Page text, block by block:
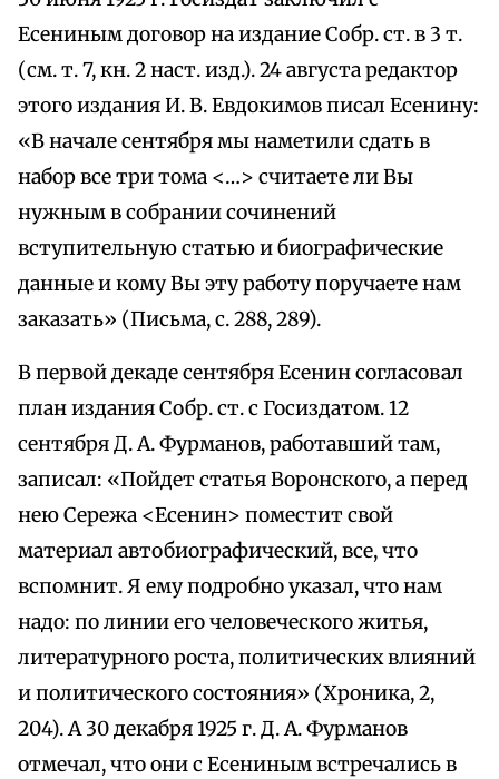
Есениным договор на издание Собр. ст. в 3 т.
(см. т. 7, кн. 2 наст. изд.). 24 августа редактор
этого издания И. В. Евдокимов писал Есенину:
«В начале сентября мы наметили сдать в
набор все три тома <…> считаете ли Вы
нужным в собрании сочинений
вступительную статью и биографические
данные и кому Вы эту работу поручаете нам
заказать» (Письма, с. 288, 289).
В первой декаде сентября Есенин согласовал
план издания Собр. ст. с Госиздатом. 12
сентября Д. А. Фурманов, работавший там,
записал: «Пойдет статья Воронского, а перед
нею Сережа <Есенин> поместит свой
материал автобиографический, все, что
вспомнит. Я ему подробно указал, что нам
надо: по линии его человеческого житья,
литературного роста, политических влияний
и политического состояния» (Хроника, 2,
204). А 30 декабря 1925 г. Д. А. Фурманов
отмечал, что они с Есениным встречались в